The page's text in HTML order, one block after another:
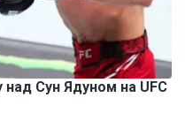
Сун Ядуном на UFC